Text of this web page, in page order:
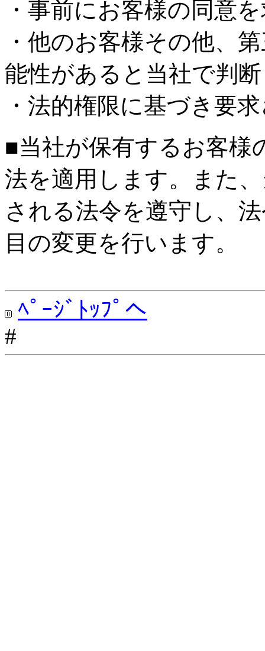
・事前にお客様の同意
・他のお客様その他、
能性があると当社で判
・法的権限に基づき要
■当社が保有するお客様
法を適用します。また
される法令を遵守し、
目の変更を行います。
ﾍﾟｰｼﾞﾄｯﾌﾟへ
#